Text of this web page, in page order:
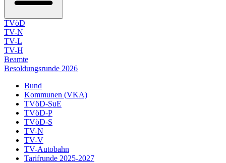
TVöD
TV-N
TV-L
TV-H
Beamte
Besoldungsrunde 2026
Bund
Kommunen (VKA)
TVöD-SuE
TVöD-P
TVöD-S
TV-N
TV-V
TV-Autobahn
Tarifrunde 2025-2027